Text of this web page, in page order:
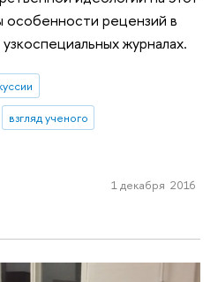
особенности рецензий в
журналах.
взгляд ученого
1 декабря 2016